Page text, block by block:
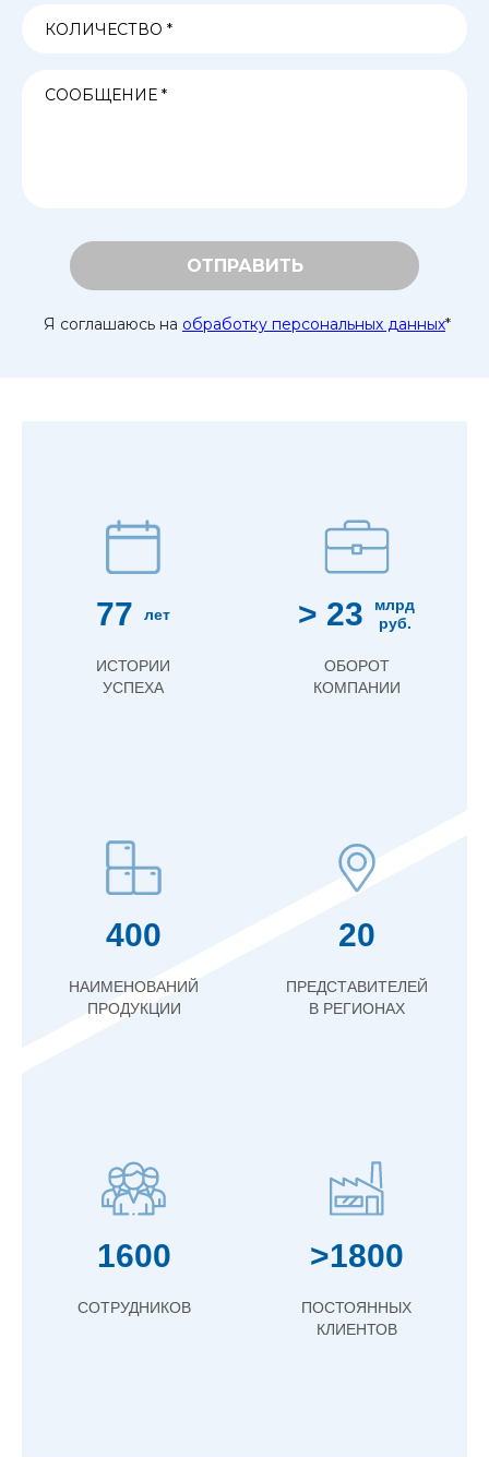
ОТПРАВИТЬ
Я соглашаюсь на обработку персональных данных*
77 лет
ИСТОРИИ
УСПЕХА
> 23
млрд
руб.
ОБОРОТ
КОМПАНИИ
400
НАИМЕНОВАНИЙ
ПРОДУКЦИИ
20
ПРЕДСТАВИТЕЛЕЙ
В РЕГИОНАХ
1600
СОТРУДНИКОВ
>1800
ПОСТОЯННЫХ
КЛИЕНТОВ